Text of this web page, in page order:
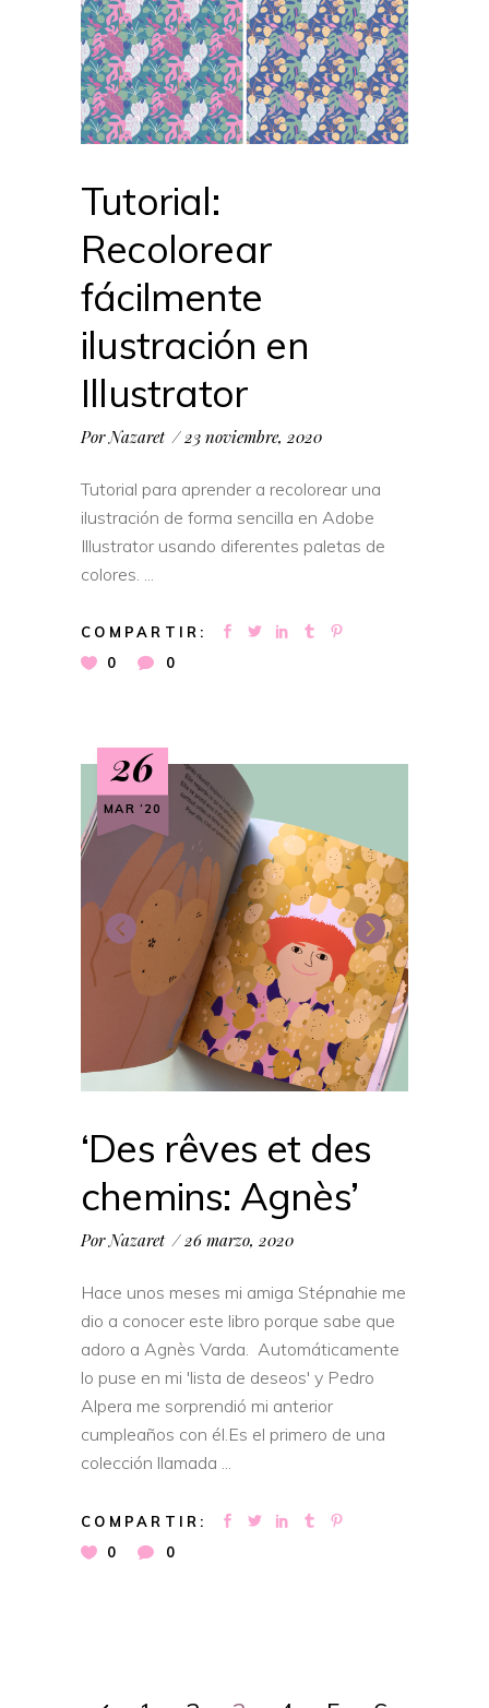
Tutorial:
Recolorear
fácilmente
ilustración en
Illustrator
Por Nazaret 23 noviembre, 2020
Tutorial para aprender a recolorear una
ilustración de forma sencilla en Adobe
Illustrator usando diferentes paletas de
colores.
COMPARTIR:
0
0
26
MAR ‘20
‘Des rêves et des
chemins: Agnès’
PorNazaret 26 marzo, 2020
Hace unos meses mi amiga Stépnahie me
dio a conocer este libro porque sabe que
adoro a Agnès Varda. Automáticamente
lo puse en mi 'lista de deseos' y Pedro
Alpera me sorprendió mi anterior
cumpleaños con él.Es el primero de una
colección llamada
COMPARTIR:
0
0